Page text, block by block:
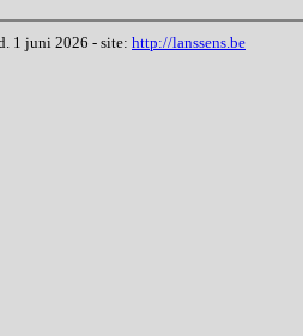
1 juni 2026 - site: http://lanssens.be